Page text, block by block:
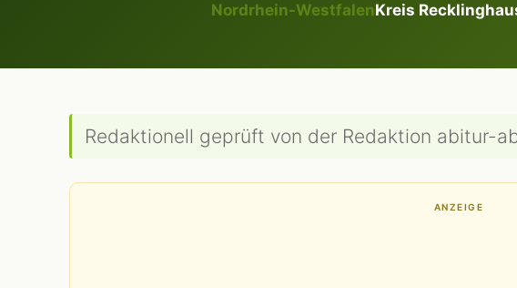
Nordrhein-WestfalenKreis
Redaktionell geprüft von der Redaktion abitur-
ANZEIGE